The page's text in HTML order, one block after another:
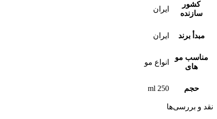
ایران
ایران
مو
انواع مو
250 ml